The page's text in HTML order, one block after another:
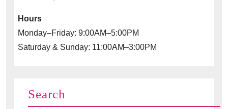
Hours
Monday–Friday: 9:00AM–5:00PM
Saturday & Sunday: 11:00AM–3:00PM
Search